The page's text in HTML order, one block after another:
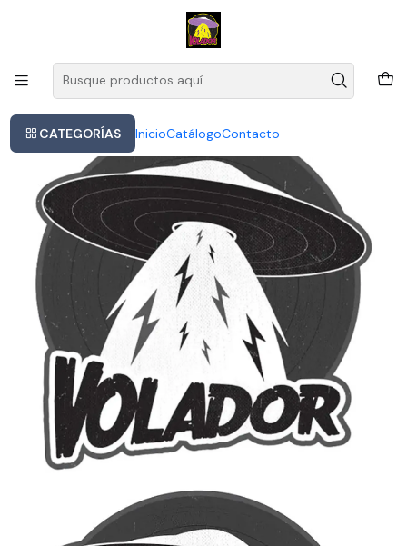
CATEGORÍAS InicioCatálogoContacto
Este es el texto del slide